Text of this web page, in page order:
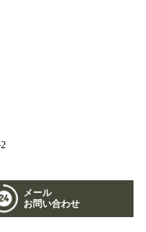
メール
お問い合わせ